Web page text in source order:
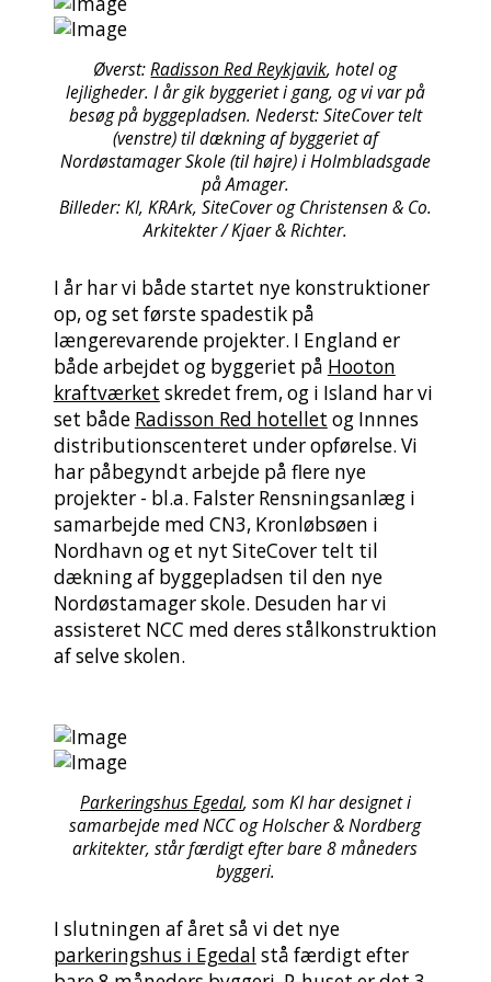
Øverst:Radisson Red Reykjavik, hotel og
lejligheder. I år gik byggeriet i gang, og vi var på
besøg på byggepladsen. Nederst: SiteCover telt
(venstre) til dækning af byggeriet af
Nordøstamager Skole (til højre) i Holmbladsgade
på Amager.
Billeder: KI, KRArk, SiteCover og Christensen & Co.
Arkitekter / Kjaer & Richter.
I år har vi både startet nye konstruktioner
op, og set første spadestik på
længerevarende projekter. I England er
både arbejdet og byggeriet på Hooton
kraftværket skredet frem, og i Island har vi
set både Radisson Red hotellet og Innnes
distributionscenteret under opførelse. Vi
har påbegyndt arbejde på flere nye
projekter - bl.a. Falster Rensningsanlæg i
samarbejde med CN3, Kronløbsøen i
Nordhavn og et nyt SiteCover telt til
dækning af byggepladsen til den nye
Nordøstamager skole. Desuden har vi
assisteret NCC med deres stålkonstruktion
af selve skolen.
Parkeringshus Egedal, som KI har designet i
samarbejde med NCC og Holscher & Nordberg
arkitekter, står færdigt efter bare 8 måneders
byggeri.
I slutningen af året så vi det nye
parkeringshus i Egedal stå færdigt efter